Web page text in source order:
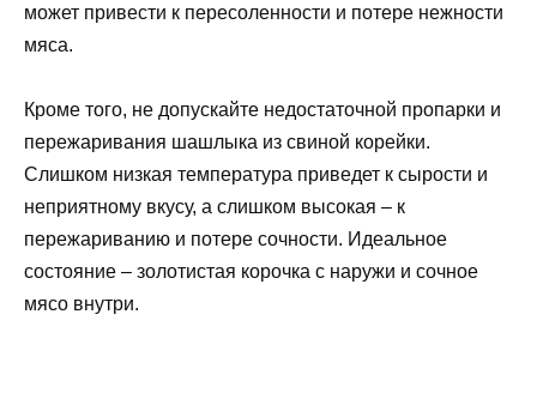
может привести к пересоленности и потере нежности
мяса.
Кроме того, не допускайте недостаточной пропарки и
пережаривания шашлыка из свиной корейки.
Слишком низкая температура приведет к сырости и
неприятному вкусу, а слишком высокая – к
пережариванию и потере сочности. Идеальное
состояние – золотистая корочка с наружи и сочное
мясо внутри.